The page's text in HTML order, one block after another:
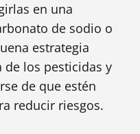
en una
de sodio o
estrategia
los pesticidas y
de que estén
reducir riesgos.